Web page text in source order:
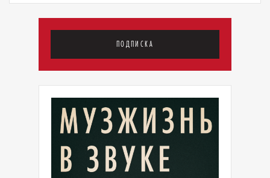
ПОДПИСКА